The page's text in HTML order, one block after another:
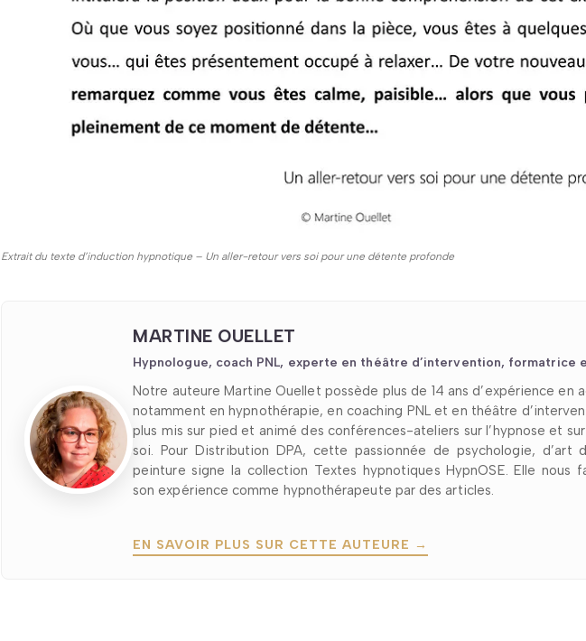
Extrait du texte d’induction hypnotique – Un aller-retour vers soi pour une détente profonde
MARTINE OUELLET
Hypnologue, coach PNL, experte en théâtre d’intervention, formatrice
Notre auteure Martine Ouellet possède plus de 14 ans d’expérience en
notamment en hypnothérapie, en coaching PNL et en théâtre
plus mis sur pied et animé des conférences-ateliers sur l’hypnose et
soi. Pour Distribution DPA, cette passionnée de psychologie, d’art
peinture signe la collection Textes hypnotiques HypnOSE. Elle nous
son expérience comme hypnothérapeute par des articles.
EN SAVOIR PLUS SUR CETTE AUTEURE →